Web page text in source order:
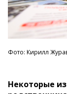
Фото: Кирилл
Некоторые